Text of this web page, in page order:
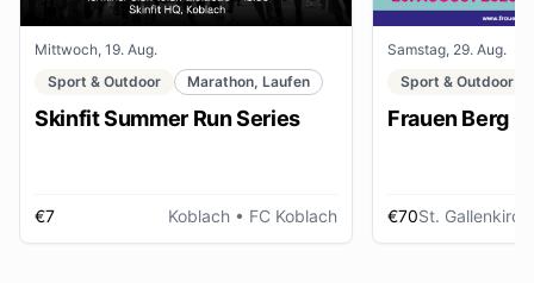
Mittwoch, 19. Aug.
Sport & Outdoor
Marathon, Laufen
Skinfit Summer Run Series
€7 Koblach • FC Koblach
Samstag, 29. Aug.
Sport & Outdoor
Frauen Berg
€70St. Gallenkirch